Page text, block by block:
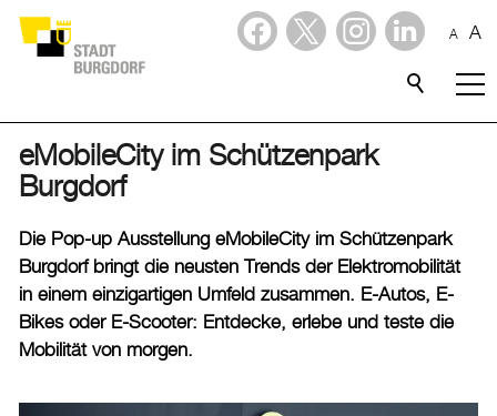
A A
Stadtporträt
Verwaltung & Politik
Wirtschaft
Aktuelles
eMobileCity im Schützenpark
Burgdorf
Die Pop-up Ausstellung eMobileCity im Schützenpark
Burgdorf bringt die neusten Trends der Elektromobilität
in einem einzigartigen Umfeld zusammen. E-Autos, E-
Bikes oder E-Scooter: Entdecke, erlebe und teste die
Mobilität von morgen.